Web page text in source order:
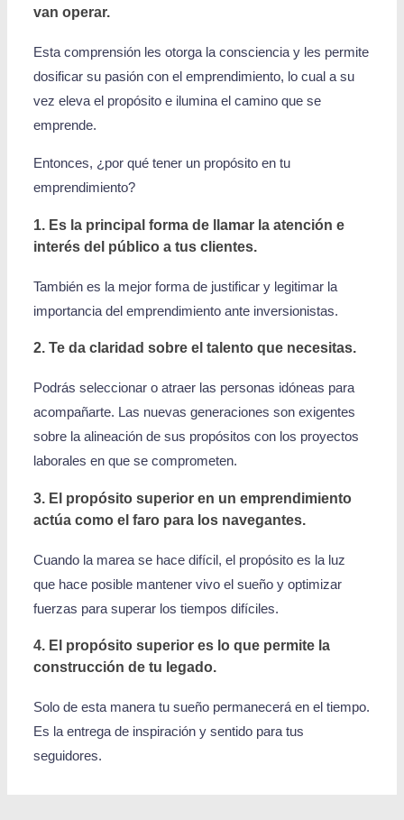
van operar.
Esta comprensión les otorga la consciencia y les permite
dosificar su pasión con el emprendimiento, lo cual a su
vez eleva el propósito e ilumina el camino que se
emprende.
Entonces, ¿por qué tener un propósito en tu
emprendimiento?
1. Es la principal forma de llamar la atención e
interés del público a tus clientes.
También es la mejor forma de justificar y legitimar la
importancia del emprendimiento ante inversionistas.
2. Te da claridad sobre el talento que necesitas.
Podrás seleccionar o atraer las personas idóneas para
acompañarte. Las nuevas generaciones son exigentes
sobre la alineación de sus propósitos con los proyectos
laborales en que se comprometen.
3. El propósito superior en un emprendimiento
actúa como el faro para los navegantes.
Cuando la marea se hace difícil, el propósito es la luz
que hace posible mantener vivo el sueño y optimizar
fuerzas para superar los tiempos difíciles.
4. El propósito superior es lo que permite la
construcción de tu legado.
Solo de esta manera tu sueño permanecerá en el tiempo.
Es la entrega de inspiración y sentido para tus
seguidores.